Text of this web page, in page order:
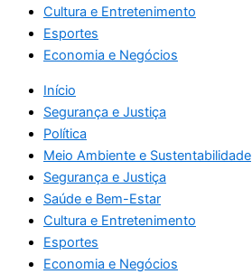
Cultura e Entretenimento
Esportes
Economia e Negócios
Início
Segurança e Justiça
Política
Meio Ambiente e Sustentabilidade
Segurança e Justiça
Saúde e Bem-Estar
Cultura e Entretenimento
Esportes
Economia e Negócios